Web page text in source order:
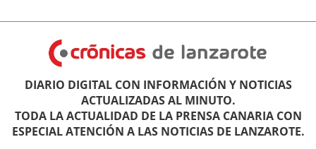
DIARIO DIGITAL CON INFORMACIÓN Y NOTICIAS
ACTUALIZADAS AL MINUTO.
TODA LA ACTUALIDAD DE LA PRENSA CANARIA CON
ESPECIAL ATENCIÓN A LAS NOTICIAS DE LANZAROTE.